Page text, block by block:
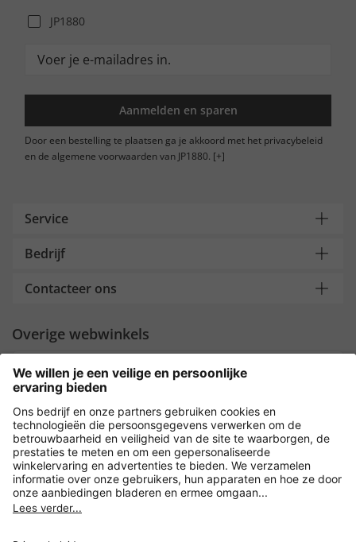
JP1880
Aanmelden en sparen
Door een bestelling te plaatsen ga je akkoord met het privacybeleid
en de algemene voorwaarden van JP1880. [+]
Service
Bedrijf
Contacteer ons
Overige webwinkels
Nederland
Payment and Delivery
Versleuteling met